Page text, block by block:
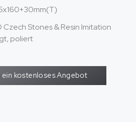
Czech Stones & Resin Imitation
poliert
ein kostenloses Angebot